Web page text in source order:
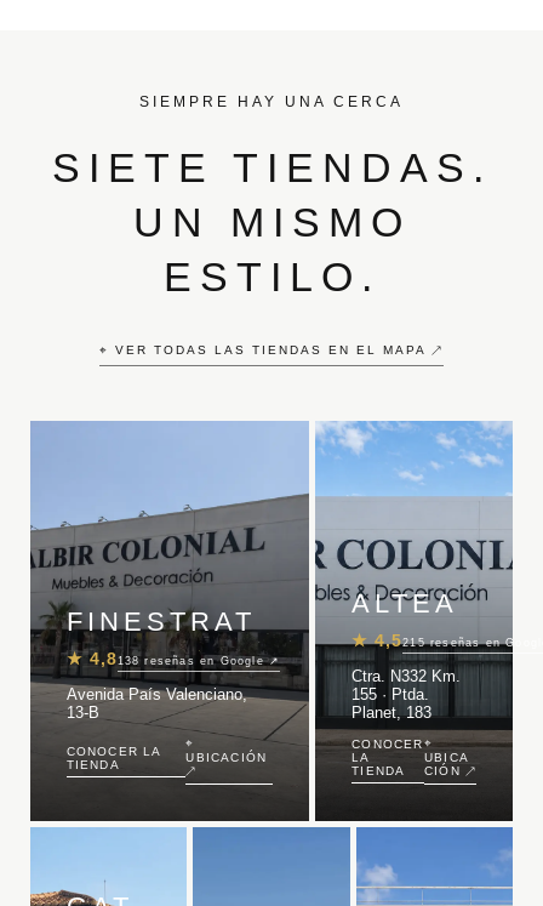
SIEMPRE HAY UNA CERCA
SIETE TIENDAS.
UN MISMO
ESTILO.
⌖ VER TODAS LAS TIENDAS EN EL MAPA ↗
FINESTRAT
★4,8138 reseñas en Google ↗
Avenida País Valenciano,
13-B
CONOCER LA
TIENDA
⌖
UBICACIÓN
↗
ALTEA
★4,5215reseñas en
Ctra. N332 Km.
155 · Ptda.
Planet, 183
CONOCER
LA
TIENDA
⌖
UBICA
CIÓN ↗